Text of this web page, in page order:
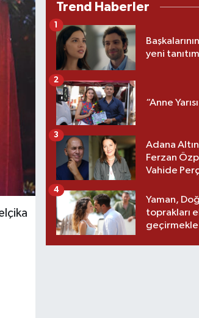
Trend Haberler
yeni
1
“Anne
2
Adana
Ferzan
Vahide
3
Yaman,
toprakları
4